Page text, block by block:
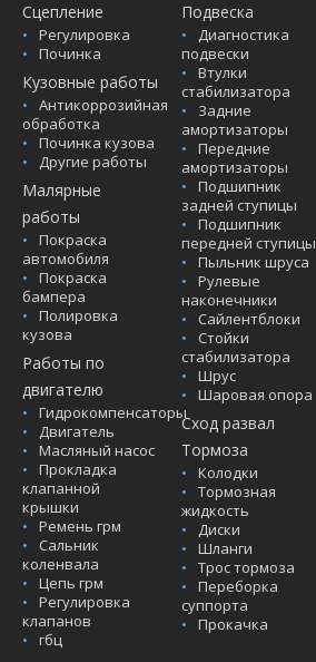
Сцепление
Регулировка
Починка
Кузовные работы
Антикоррозийная
обработка
Починка кузова
Другие работы
Малярные
работы
Покраска
автомобиля
Покраска
бампера
Полировка
кузова
Работы по
двигателю
Гидрокомпенсаторы
Двигатель
Масляный насос
Прокладка
клапанной
крышки
Ремень грм
Сальник
коленвала
Цепь грм
Регулировка
клапанов
гбц
Подвеска
Диагностика
подвески
Втулки
стабилизатора
Задние
амортизаторы
Передние
амортизаторы
Подшипник
задней ступицы
Подшипник
передней ступицы
Пыльник шруса
Рулевые
наконечники
Сайлентблоки
Стойки
стабилизатора
Шрус
Шаровая опора
Сход развал
Тормоза
Колодки
Тормозная
жидкость
Диски
Шланги
Трос тормоза
Переборка
суппорта
Прокачка